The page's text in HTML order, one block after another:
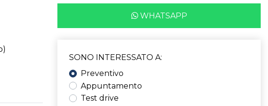
WHATSAPP
SONO INTERESSATO A:
Preventivo
Appuntamento
Test drive